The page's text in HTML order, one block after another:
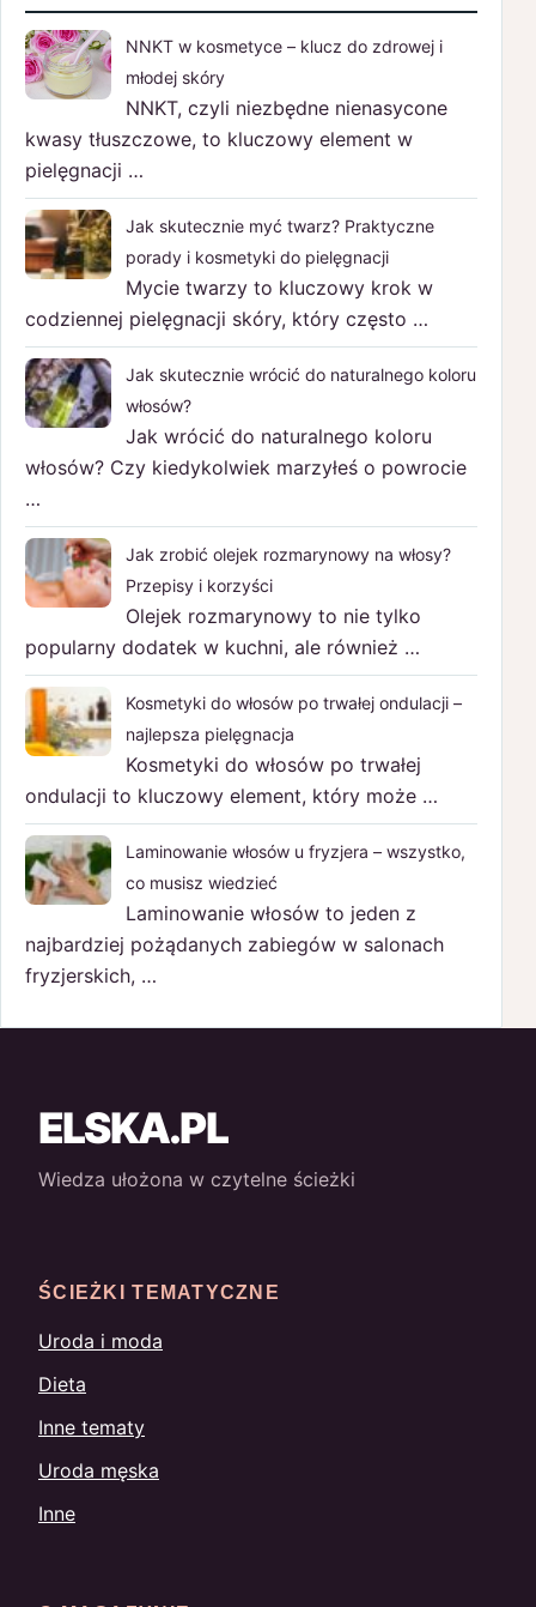
NNKT w kosmetyce – klucz do zdrowej i
młodej skóry
NNKT, czyli niezbędne nienasycone
kwasy tłuszczowe, to kluczowy element w
pielęgnacji …
Jak skutecznie myć twarz? Praktyczne
porady i kosmetyki do pielęgnacji
Mycie twarzy to kluczowy krok w
codziennej pielęgnacji skóry, który często …
Jak skutecznie wrócić do naturalnego koloru
włosów?
Jak wrócić do naturalnego koloru
włosów? Czy kiedykolwiek marzyłeś o powrocie
…
Jak zrobić olejek rozmarynowy na włosy?
Przepisy i korzyści
Olejek rozmarynowy to nie tylko
popularny dodatek w kuchni, ale również …
Kosmetyki do włosów po trwałej ondulacji –
najlepsza pielęgnacja
Kosmetyki do włosów po trwałej
ondulacji to kluczowy element, który może …
Laminowanie włosów u fryzjera – wszystko,
co musisz wiedzieć
Laminowanie włosów to jeden z
najbardziej pożądanych zabiegów w salonach
fryzjerskich, …
ELSKA.PL
Wiedza ułożona w czytelne ścieżki
ŚCIEŻKI TEMATYCZNE
Uroda i moda
Dieta
Inne tematy
Uroda męska
Inne